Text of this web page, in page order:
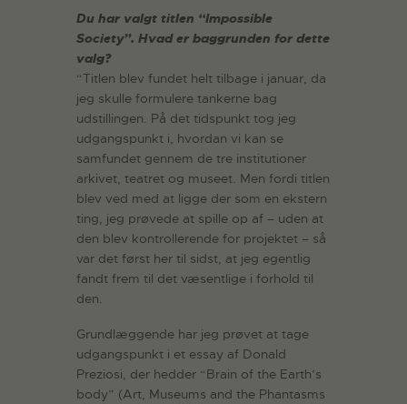
Du har valgt titlen “Impossible
Society”. Hvad er baggrunden for dette
valg?
“Titlen blev fundet helt tilbage i januar, da
jeg skulle formulere tankerne bag
udstillingen. På det tidspunkt tog jeg
udgangspunkt i, hvordan vi kan se
samfundet gennem de tre institutioner
arkivet, teatret og museet. Men fordi titlen
blev ved med at ligge der som en ekstern
ting, jeg prøvede at spille op af – uden at
den blev kontrollerende for projektet – så
var det først her til sidst, at jeg egentlig
fandt frem til det væsentlige i forhold til
den.
Grundlæggende har jeg prøvet at tage
udgangspunkt i et essay af Donald
Preziosi, der hedder “Brain of the Earth’s
body” (Art, Museums and the Phantasms